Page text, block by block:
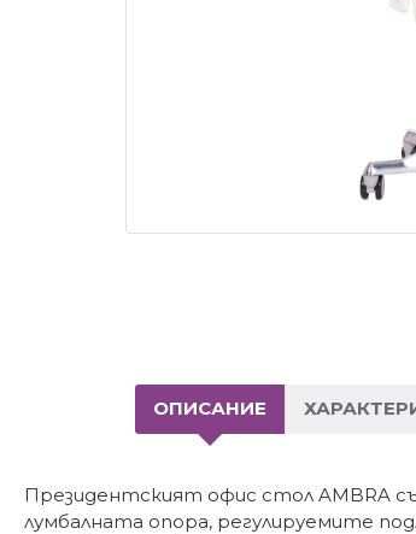
ОПИСАНИЕ
Президентският офис стол AMBRA
лумбалната опора, регулируемите